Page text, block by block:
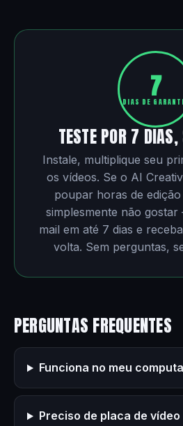
7
DIAS DE
TESTE POR 7
Instale, multiplique seu
os vídeos. Se o AI
poupar horas de
simplesmente não
mail em até 7 dias e
volta. Sem perguntas,
PERGUNTAS FREQUENTES
Funciona no meu
Preciso de placa de vídeo